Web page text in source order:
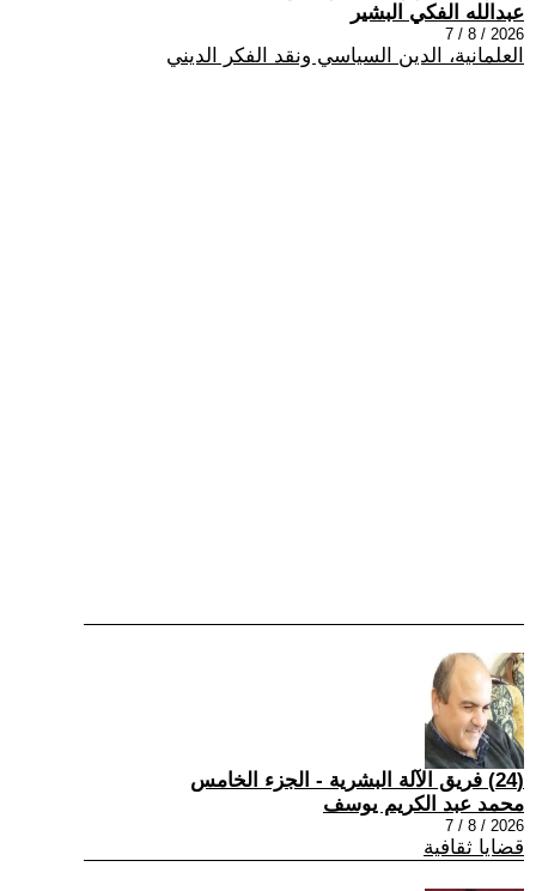
عبدالله الفكي البشير
2026 / 8 / 7
العلمانية، الدين السياسي ونقد الفكر الديني
(24) فريق الآلة البشرية - الجزء الخامس
محمد عبد الكريم يوسف
2026 / 8 / 7
قضايا ثقافية